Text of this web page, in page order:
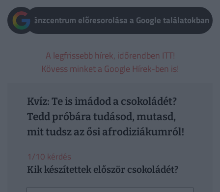
Pénzcentrum előresorolása a Google találatokban
A legfrissebb hírek, időrendben ITT!
Kövess minket a Google Hírek-ben is!
Kvíz: Te is imádod a csokoládét?
Tedd próbára tudásod, mutasd,
mit tudsz az ősi afrodiziákumról!
1/10 kérdés
Kik készítettek először csokoládét?